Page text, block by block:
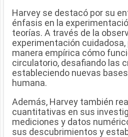
Harvey se destacó por su
énfasis en la
teorías. A través de la
experimentación
manera empírica cómo
circulatorio, desafiando las
estableciendo nuevas
humana.
Además, Harvey también
cuantitativas en sus
mediciones y datos
sus descubrimientos y